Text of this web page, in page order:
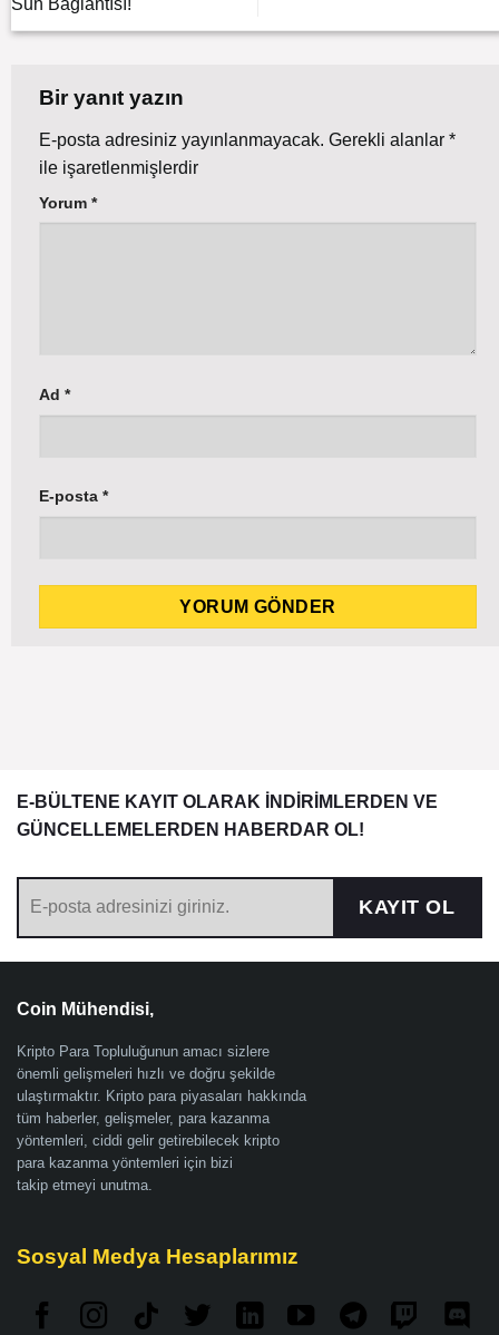
Bir yanıt yazın
E-posta adresiniz yayınlanmayacak. Gerekli alanlar *
ile işaretlenmişlerdir
Yorum *
Ad *
E-posta *
E-BÜLTENE KAYIT OLARAK İNDİRİMLERDEN VE
GÜNCELLEMELERDEN HABERDAR OL!
KAYIT OL
Coin Mühendisi,
Kripto Para Topluluğunun amacı sizlere
önemli gelişmeleri hızlı ve doğru şekilde
ulaştırmaktır. Kripto para piyasaları hakkında
tüm haberler, gelişmeler, para kazanma
yöntemleri, ciddi gelir getirebilecek kripto
para kazanma yöntemleri için bizi
takip etmeyi unutma.
Sosyal Medya Hesaplarımız